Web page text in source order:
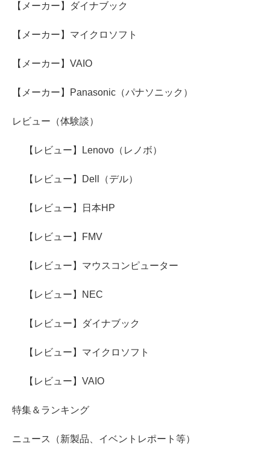
【メーカー】ダイナブック
【メーカー】マイクロソフト
【メーカー】VAIO
【メーカー】Panasonic（パナソニック）
レビュー（体験談）
【レビュー】Lenovo（レノボ）
【レビュー】Dell（デル）
【レビュー】日本HP
【レビュー】FMV
【レビュー】マウスコンピューター
【レビュー】NEC
【レビュー】ダイナブック
【レビュー】マイクロソフト
【レビュー】VAIO
特集＆ランキング
ニュース（新製品、イベントレポート等）